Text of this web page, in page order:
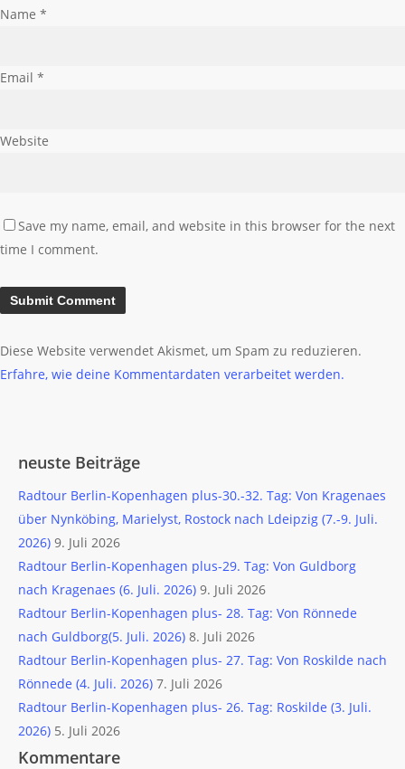
Name *
Email *
Website
Save my name, email, and website in this browser for the next
time I comment.
Diese Website verwendet Akismet, um Spam zu reduzieren.
Erfahre, wie deine Kommentardaten verarbeitet werden.
neuste Beiträge
Radtour Berlin-Kopenhagen plus-30.-32. Tag: Von Kragenaes
über Nynköbing, Marielyst, Rostock nach Ldeipzig (7.-9. Juli.
2026) 9. Juli 2026
Radtour Berlin-Kopenhagen plus-29. Tag: Von Guldborg
nach Kragenaes (6. Juli. 2026) 9. Juli 2026
Radtour Berlin-Kopenhagen plus- 28. Tag: Von Rönnede
nach Guldborg(5. Juli. 2026) 8. Juli 2026
Radtour Berlin-Kopenhagen plus- 27. Tag: Von Roskilde nach
Rönnede (4. Juli. 2026) 7. Juli 2026
Radtour Berlin-Kopenhagen plus- 26. Tag: Roskilde (3. Juli.
2026) 5. Juli 2026
Kommentare